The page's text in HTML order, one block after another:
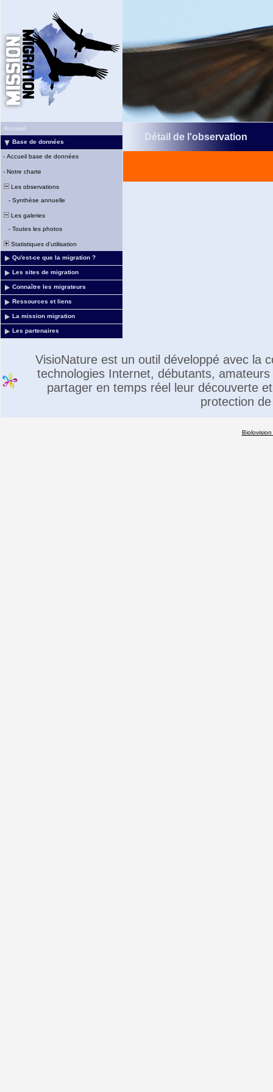
Accueil
Base de données
- Accueil base de données
- Notre charte
Les observations
- Synthèse annuelle
Les galeries
- Toutes les photos
Statistiques d'utilisation
Qu'est-ce que la migration ?
Les sites de migration
Connaître les migrateurs
Ressources et liens
La mission migration
Les partenaires
Détail de l'observation
VisioNature est un outil développé avec la
technologies Internet, débutants,
partager en temps réel leur découverte
protection
Biolovision